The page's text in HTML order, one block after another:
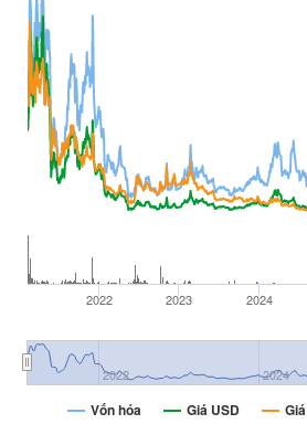
Vốn hóa Giá USD
2022 2023 2024
2022 2024